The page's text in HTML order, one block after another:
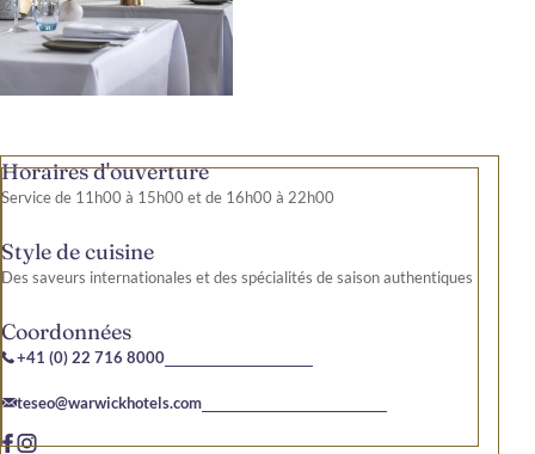
Horaires d'ouverture
Service de 11h00 à 15h00 et de 16h00 à 22h00
Style de cuisine
Des saveurs internationales et des spécialités de saison authentiques
Coordonnées
+41 (0) 22 716 8000
teseo@warwickhotels.com